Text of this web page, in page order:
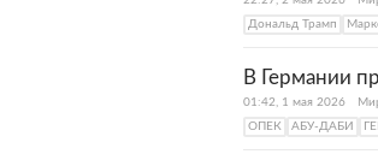
Дональд Трамп
В Германии
01:42, 1 мая 2026
ОПЕК
АБУ-ДАБИ